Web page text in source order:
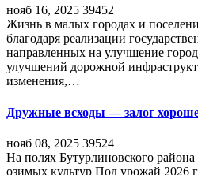
нояб 16, 2025 39452
Жизнь в малых городах и
благодаря реализации
направленных на улучшение
улучшений дорожной
изменения,…
Дружные всходы — залог
нояб 08, 2025 39524
На полях Бутурлиновского района
озимых культур Под урожай 2026